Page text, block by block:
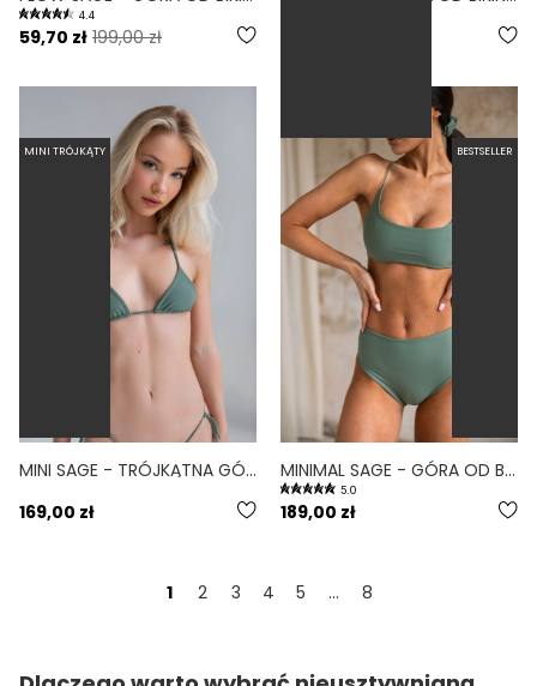
4.4
59,70 zł 199,00 zł
MINI TRÓJKĄTY
MINI SAGE - TRÓJKĄTNA GÓRA OD BIKINI NA MAŁY BIUST ZIELONA
169,00 zł
BESTSELLER
MINIMAL SAGE - GÓRA OD BIKINI NA MAŁY BIUST WIĄZANE PLECY ZIELONY
5.0
189,00 zł
1 2 3 4 5 ... 8